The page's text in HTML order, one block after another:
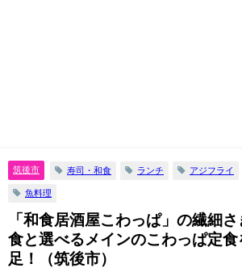
筑後市 寿司・和食 ランチ アジフライ
魚料理
「和食居酒屋こわっぱ」の繊細
食と選べるメインのこわっぱ定
足！（筑後市）